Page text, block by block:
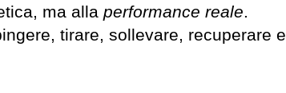
ma alla performance reale
tirare, sollevare, recuperare e